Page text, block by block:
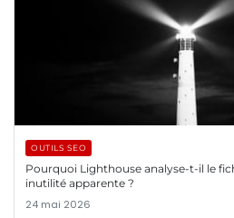
OUTILS SEO
Pourquoi Lighthouse analyse-t-il le
inutilité apparente ?
24 mai 2026